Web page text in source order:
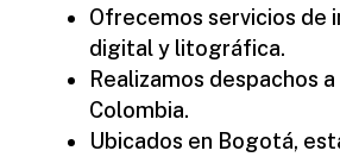
Ofrecemos servicios de
digital y litográfica.
Realizamos despachos
Colombia.
Ubicados en Bogotá,